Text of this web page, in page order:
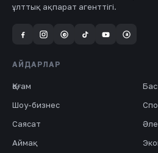
ұлттық ақпарат агенттігі.
@ a
АЙДАРЛАР
Қоғам
Шоу-бизнес
Саясат
Аймақ